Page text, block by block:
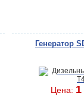
Генератор
Цена: